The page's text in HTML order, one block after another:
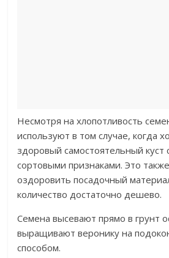
Несмотря на хлопотливость
используют в том случае, когда
здоровый самостоятельный куст
сортовыми признаками. Это
оздоровить посадочный
количество достаточно дешево.
Семена высевают прямо в грунт
выращивают веронику на
способом.